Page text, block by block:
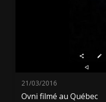
21/03/2016
Ovni filmé au Québec